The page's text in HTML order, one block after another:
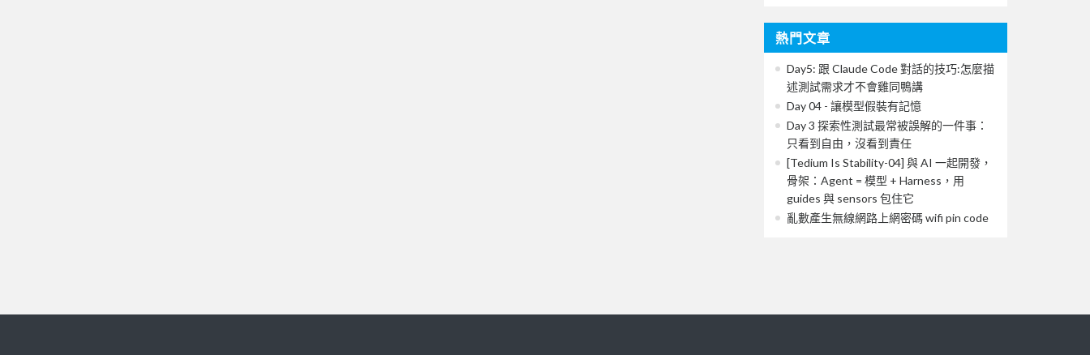
熱門文章
Day5: 跟 Claude Code 對話的技巧:怎麼描
述測試需求才不會雞同鴨講
Day 04 - 讓模型假裝有記憶
Day 3 探索性測試最常被誤解的一件事：
只看到自由，沒看到責任
[Tedium Is Stability-04] 與 AI 一起開發，
骨架：Agent = 模型 + Harness，用
guides 與 sensors 包住它
亂數產生無線網路上網密碼 wifi pin code